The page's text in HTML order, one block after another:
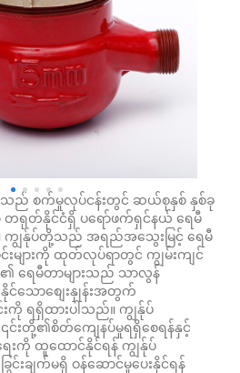
သည် စက်မှုလုပ်ငန်းတွင် ဆယ်စုနှစ် နှစ်ခု
ရုတ်နိုင်ငံရှိ ပရော်ဖက်ရှင်နယ် ရေမီ
ျွန်ုပ်တို့သည် အရည်အသွေးမြင့် ရေမီ
များကို ထုတ်လုပ်ရာတွင် ကျွမ်းကျင်
၏ ရေမီတာများသည် သာလွန်
သောစျေးနှုန်းအတွက်
ရရှိထားပါသည်။ ကျွန်ုပ်
င်းတို့၏စိတ်ကျေနပ်မှုရရှိစေရန်နှင့်
းကို ထူထောင်နိုင်ရန် ကျွန်ုပ်
းချက်မရှိ ဝန်ဆောင်မှုပေးနိုင်ရန်